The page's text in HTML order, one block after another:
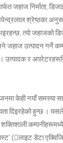
जहाज
श्रेष्ठका
त्यो जहाजको
जहाज उत्पादन
उत्पादक र
केही नयाँ समस्या
दिइरहेको हुन्छ ।
(लाइट डेटा